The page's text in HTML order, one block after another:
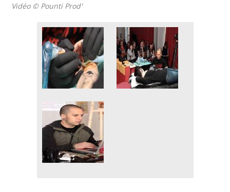
Vidéo © Pounti Prod'